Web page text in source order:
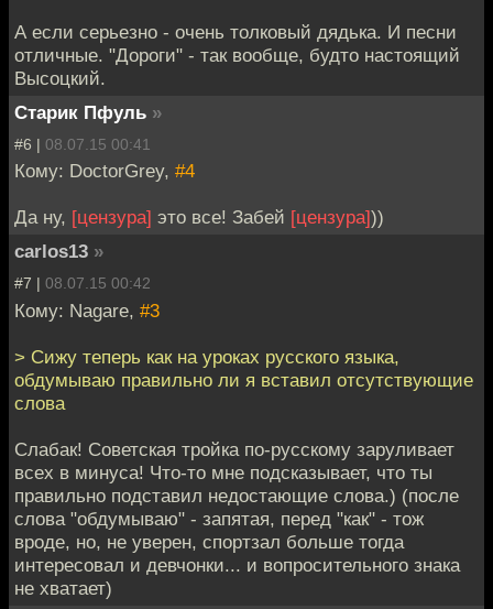
А если серьезно - очень толковый дядька. И песни
отличные. "Дороги" - так вообще, будто настоящий
Высоцкий.
Старик Пфуль »
#6 | 08.07.15 00:41
Кому: DoctorGrey, #4
Да ну, [цензура] это все! Забей [цензура]))
carlos13 »
#7 | 08.07.15 00:42
Кому: Nagare, #3
> Сижу теперь как на уроках русского языка,
обдумываю правильно ли я вставил отсутствующие
слова
Слабак! Советская тройка по-русскому заруливает
всех в минуса! Что-то мне подсказывает, что ты
правильно подставил недостающие слова.) (после
слова "обдумываю" - запятая, перед "как" - тож
вроде, но, не уверен, спортзал больше тогда
интересовал и девчонки... и вопросительного знака
не хватает)